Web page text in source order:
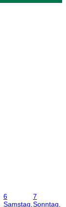
6
Samstag,
7
Sonntag,